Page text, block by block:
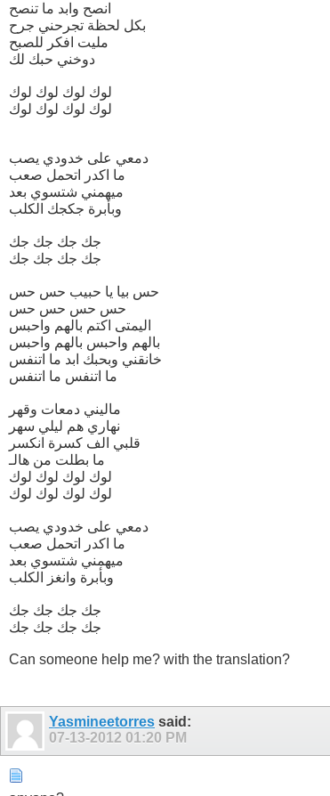
انصح وابد ما تنصح
بكل لحظة تجرحني جرح
مليت افكر للصبح
دوخني حبك لك
لوك لوك لوك لوك
لوك لوك لوك لوك
دمعي على خدودي يصب
ما اكدر اتحمل صعب
ميهمني شتسوي بعد
وبأبرة جكجك الكلب
جك جك جك جك
جك جك جك جك
حس بيا يا حبيب حس حس
حس حس حس حس
اليمتى اكتم بالهم واحبس
بالهم واحبس بالهم واحبس
خانقني وبحبك ابد ما اتنفس
ما اتنفس ما اتنفس
ماليني دمعات وقهر
نهاري هم ليلي سهر
قلبي الف كسرة انكسر
ما بطلت من هالـ
لوك لوك لوك لوك
لوك لوك لوك لوك
دمعي على خدودي يصب
ما اكدر اتحمل صعب
ميهمني شتسوي بعد
وبأبرة وانغز الكلب
جك جك جك جك
جك جك جك جك
Can someone help me? with the translation?
Yasmineetorres said:
07-13-2012 01:20 PM